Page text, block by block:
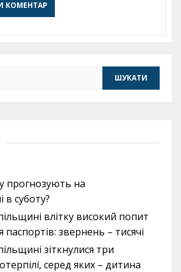
прогнозують на
суботу?
влітку високий попит
звернень – тисячі
зіткнулися три
серед яких – дитина